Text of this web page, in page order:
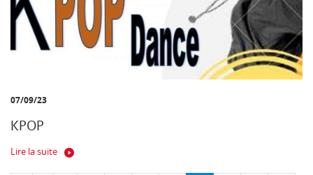
07/09/23
KPOP
Lire la suite